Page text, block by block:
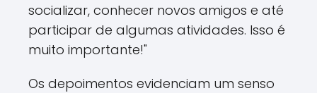
socializar, conhecer novos amigos e até
participar de algumas atividades. Isso é
muito importante!"
Os depoimentos evidenciam um senso